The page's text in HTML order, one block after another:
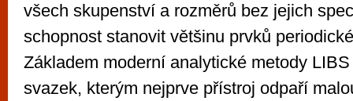
všech skupenství a rozměrů bez jejich
schopnost stanovit většinu prvků
Základem moderní analytické metody
svazek, kterým nejprve přístroj odpaří